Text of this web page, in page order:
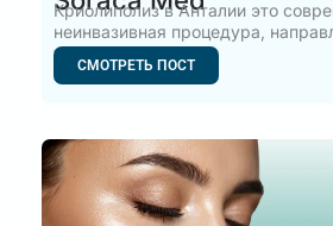
Криолиполиз в Анталии это
неинвазивная процедура,
уменьшение
СМОТРЕТЬ ПОСТ